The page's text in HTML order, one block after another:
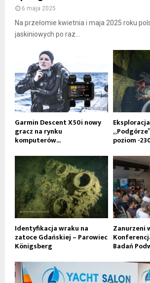
6 maja 2025
Na przełomie kwietnia i maja 2025 roku
jaskiniowych po raz...
Garmin Descent X50i nowy
gracz na rynku
komputerów... poziom -
Identyfikacja wraku na
zatoce Gdańskiej – Parowiec
Königsberg
Zanurzeni
Badań